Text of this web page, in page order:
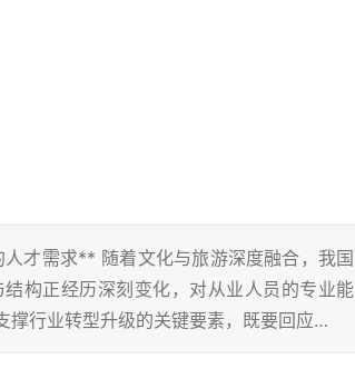
才需求** 随着文化与旅游深度融合，我国
构正经历深刻变化，对从业人员的专业能
撑行业转型升级的关键要素，既要回应…